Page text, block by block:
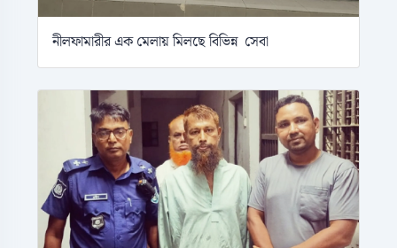
নীলফামারীর এক মেলায় মিলছে বিভিন্ন সেবা